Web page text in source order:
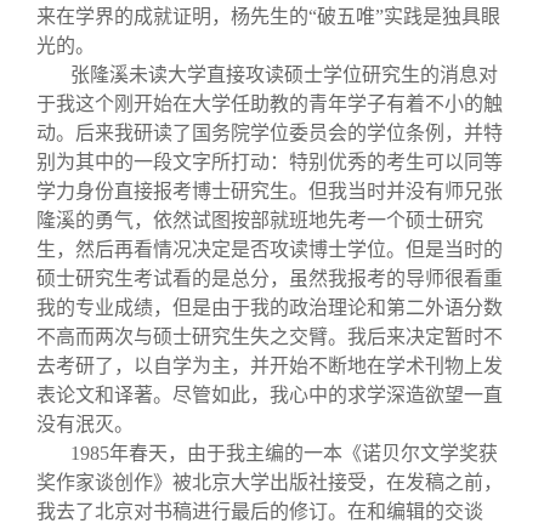
来在学界的成就证明，杨先生的“破五唯”实践是独具眼
光的。
张隆溪未读大学直接攻读硕士学位研究生的消息对
于我这个刚开始在大学任助教的青年学子有着不小的触
动。后来我研读了国务院学位委员会的学位条例，并特
别为其中的一段文字所打动：特别优秀的考生可以同等
学力身份直接报考博士研究生。但我当时并没有师兄张
隆溪的勇气，依然试图按部就班地先考一个硕士研究
生，然后再看情况决定是否攻读博士学位。但是当时的
硕士研究生考试看的是总分，虽然我报考的导师很看重
我的专业成绩，但是由于我的政治理论和第二外语分数
不高而两次与硕士研究生失之交臂。我后来决定暂时不
去考研了，以自学为主，并开始不断地在学术刊物上发
表论文和译著。尽管如此，我心中的求学深造欲望一直
没有泯灭。
1985年春天，由于我主编的一本《诺贝尔文学奖获
奖作家谈创作》被北京大学出版社接受，在发稿之前，
我去了北京对书稿进行最后的修订。在和编辑的交谈